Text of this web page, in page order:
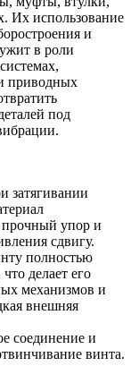
Их использование
и
в роли
приводных
под
затягивании
прочный упор и
сдвигу.
полностью
делает его
механизмов и
внешняя
соединение и
винта.